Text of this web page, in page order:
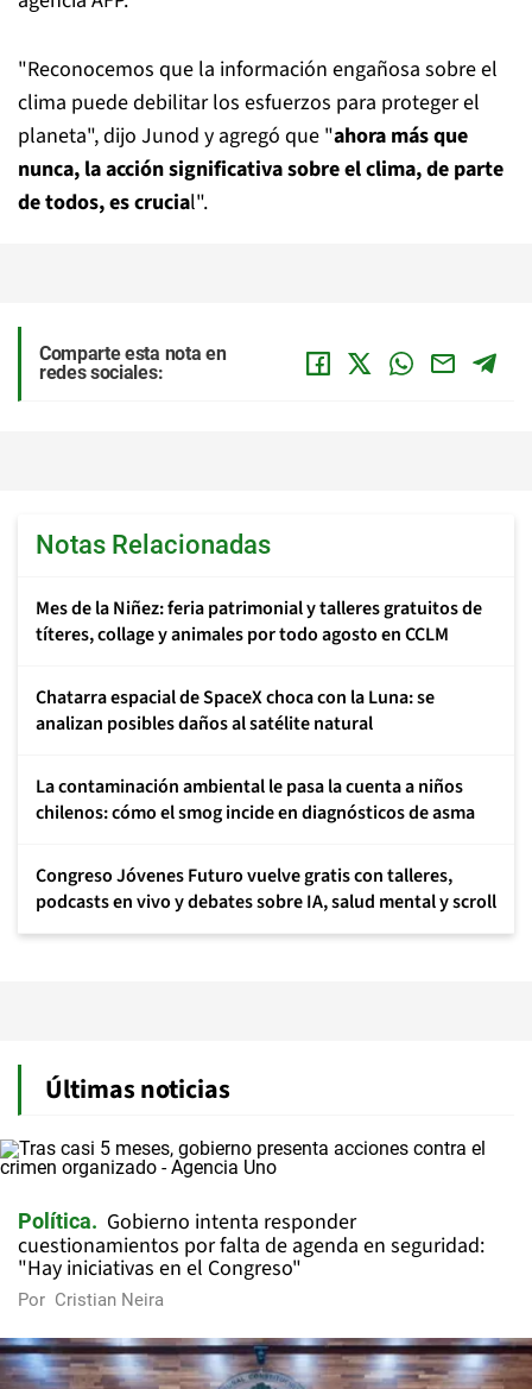
"Reconocemos que la información engañosa sobre el
clima puede debilitar los esfuerzos para proteger el
planeta", dijo Junod y agregó que "ahora más que
nunca, la acción significativa sobre el clima, de parte
de todos, es crucial".
Comparte esta nota en
redes sociales:
Notas Relacionadas
Mes de la Niñez: feria patrimonial y talleres gratuitos de
títeres, collage y animales por todo agosto en CCLM
Chatarra espacial de SpaceX choca con la Luna: se
analizan posibles daños al satélite natural
La contaminación ambiental le pasa la cuenta a niños
chilenos: cómo el smog incide en diagnósticos de asma
Congreso Jóvenes Futuro vuelve gratis con talleres,
podcasts en vivo y debates sobre IA, salud mental y scroll
Últimas noticias
Política
Gobierno intenta responder
cuestionamientos por falta de agenda en seguridad:
"Hay iniciativas en el Congreso"
Por Cristian Neira